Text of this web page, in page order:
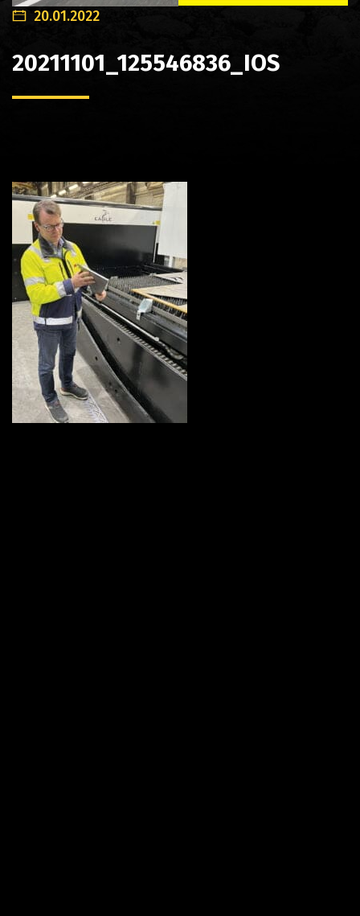
20.01.2022
20211101_125546836_IOS